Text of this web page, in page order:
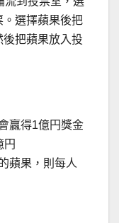
選擇蘋果後把
把蘋果放入投
贏得1億円獎金
円
蘋果，則每人